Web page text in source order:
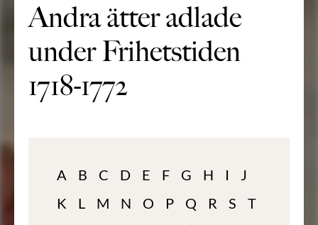
Andra ätter adlade
under Frihetstiden
1718-1772
A B C D E F G H I
J
K
L M N O P Q R S
T